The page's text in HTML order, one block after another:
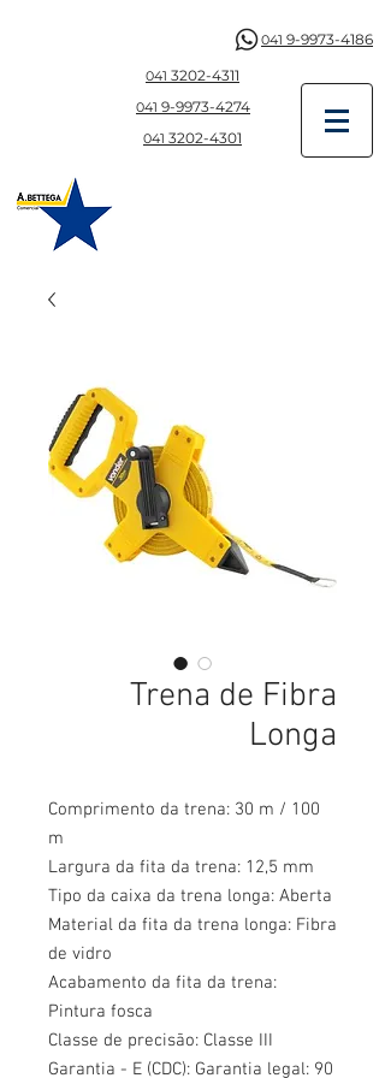
041 9-9973-4186
041 3202-4311
041 9-9973-4274
041 3202-4301
Trena de Fibra
Longa
Comprimento da trena: 30 m / 100
m
Largura da fita da trena: 12,5 mm
Tipo da caixa da trena longa: Aberta
Material da fita da trena longa: Fibra
de vidro
Acabamento da fita da trena:
Pintura fosca
Classe de precisão: Classe III
Garantia - E (CDC): Garantia legal: 90